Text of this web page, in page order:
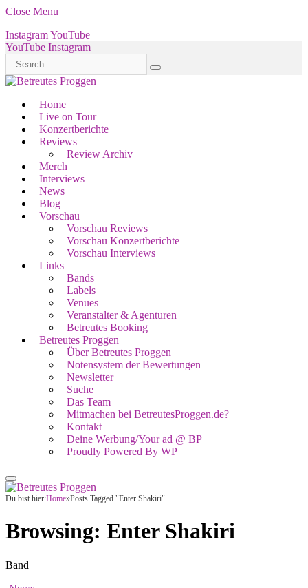
Close Menu
InstagramYouTube
YouTube Instagram
Home
Live on Tour
Konzertberichte
Reviews
Review Archiv
Merch
Interviews
News
Blog
Vorschau
Vorschau Reviews
Vorschau Konzertberichte
Vorschau Interviews
Links
Bands
Labels
Venues
Veranstalter & Agenturen
Betreutes Booking
Betreutes Proggen
Über Betreutes Proggen
Notensystem der Bewertungen
Newsletter
Suche
Das Team
Mitmachen bei BetreutesProggen.de?
Kontakt
Deine Werbung/Your ad @ BP
Proudly Powered By WP
Du bist hier:Home»Posts Tagged "Enter Shakiri"
Browsing: Enter Shakiri
Band